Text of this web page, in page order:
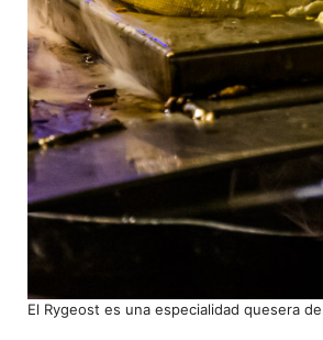
El Rygeost es una especialidad quesera